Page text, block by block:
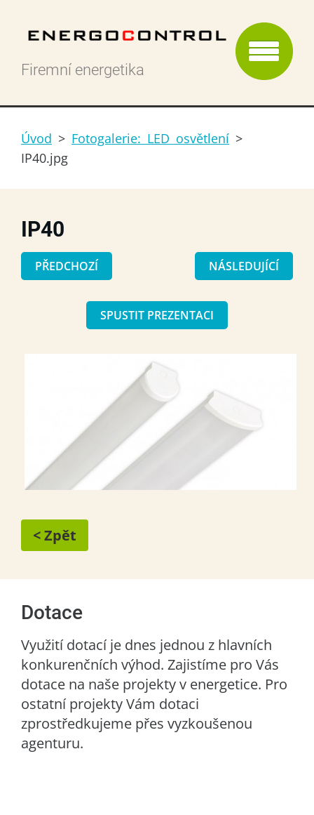
Firemní energetika
Úvod > Fotogalerie: LED osvětlení >
IP40.jpg
IP40
PŘEDCHOZÍ NÁSLEDUJÍCÍ
SPUSTIT PREZENTACI
< Zpět
Dotace
Využití dotací je dnes jednou z hlavních
konkurenčních výhod. Zajistíme pro Vás
dotace na naše projekty v energetice. Pro
ostatní projekty Vám dotaci
zprostředkujeme přes vyzkoušenou
agenturu.